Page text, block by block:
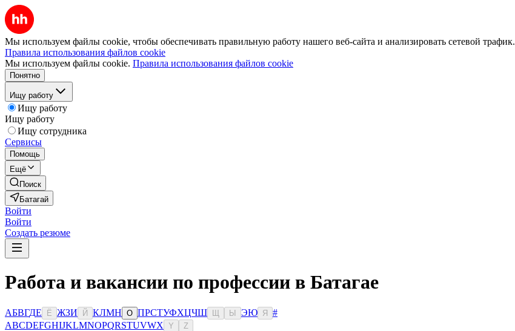
Мы используем файлы cookie, чтобы обеспечивать правильную работу нашего веб-сайта и анализировать сетевой трафик.
Правила использования файлов cookie
Мы используем файлы cookie. Правила использования файлов cookie
Понятно
Ищу работу
Ищу работу
Ищу работу
Ищу сотрудника
Сервисы
Помощь
Ещё
Поиск
Батагай
Войти
Войти
Создать резюме
Работа и вакансии по профессии в Батагае
АБВГДЕ Ё ЖЗИ Й КЛМН О ПРСТУФХЦЧШ Ы ЭЮ Я
#
ABCDEFGHIJKLMNOPQRSTUVWX Y Z